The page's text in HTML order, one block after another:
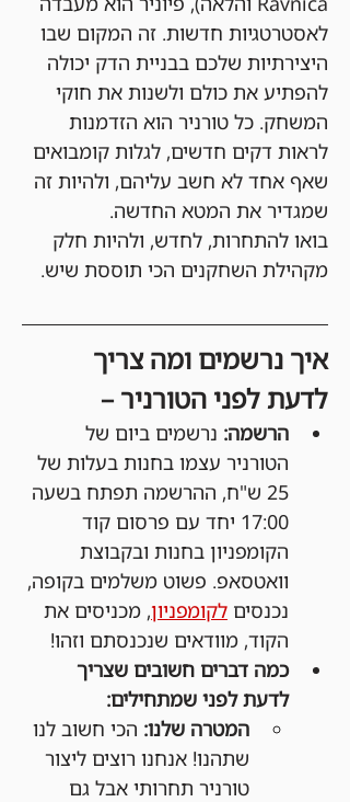
לאסטרטגיות חדשות. זה המקום שבו
היצירתיות שלכם בבניית הדק יכולה
להפתיע את כולם ולשנות את חוקי
המשחק. כל טורניר הוא הזדמנות
לראות דקים חדשים, לגלות קומבואים
שאף אחד לא חשב עליהם, ולהיות זה
שמגדיר את המטא החדשה.
בואו להתחרות, לחדש, ולהיות חלק
מקהילת השחקנים הכי תוססת שיש.
איך נרשמים ומה צריך
לדעת לפני הטורניר –
הרשמה: נרשמים ביום של
הטורניר עצמו בחנות בעלות של
25 ש"ח, ההרשמה תפתח בשעה
17:00 יחד עם פרסום קוד
הקומפניון בחנות ובקבוצת
וואטסאפ. פשוט משלמים בקופה,
נכנסים לקומפניון, מכניסים את
הקוד, מוודאים שנכנסתם וזהו!
כמה דברים חשובים שצריך
לדעת לפני שמתחילים:
המטרה שלנו: הכי חשוב לנו
שתהנו! אנחנו רוצים ליצור
טורניר תחרותי אבל גם